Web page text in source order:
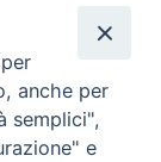
anche per
semplici",
e